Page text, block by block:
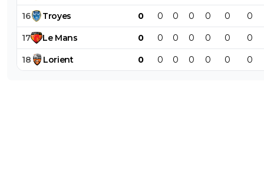
16 Troyes 0 0 0 0 0 0 0
17 Le Mans 0 0 0 0 0 0 0
18 Lorient 0 0 0 0 0 0 0